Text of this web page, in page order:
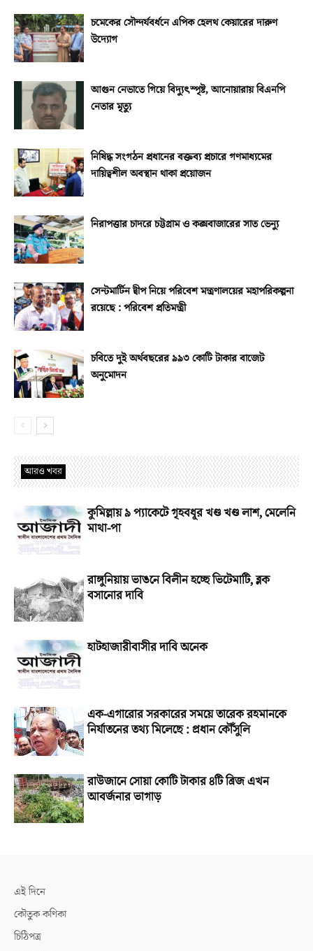
চমেকের সৌন্দর্যবর্ধনে এপিক হেলথ কেয়ারের দারুণ
উদ্যোগ
আগুন নেভাতে গিয়ে বিদ্যুৎস্পৃষ্ট, আনোয়ারায় বিএনপি
নেতার মৃত্যু
নিষিদ্ধ সংগঠন প্রধানের বক্তব্য প্রচারে গণমাধ্যমের
দায়িত্বশীল অবস্থান থাকা প্রয়োজন
নিরাপত্তার চাদরে চট্টগ্রাম ও কক্সবাজারের সাত ভেন্যু
সেন্টমার্টিন দ্বীপ নিয়ে পরিবেশ মন্ত্রণালয়ের মহাপরিকল্পনা
রয়েছে : পরিবেশ প্রতিমন্ত্রী
চবিতে দুই অর্থবছরের ৯৯৩ কোটি টাকার বাজেট
অনুমোদন
আরও খবর
কুমিল্লায় ৯ প্যাকেটে গৃহবধূর খণ্ড খণ্ড লাশ, মেলেনি
মাথা-পা
রাঙ্গুনিয়ায় ভাঙনে বিলীন হচ্ছে ভিটেমাটি, ব্লক
বসানোর দাবি
হাটহাজারীবাসীর দাবি অনেক
এক-এগারোর সরকারের সময়ে তারেক রহমানকে
নির্যাতনের তথ্য মিলেছে : প্রধান কৌঁসুলি
রাউজানে সোয়া কোটি টাকার ৪টি ব্রিজ এখন
আবর্জনার ভাগাড়
এই দিনে
কৌতুক কণিকা
চিঠিপত্র